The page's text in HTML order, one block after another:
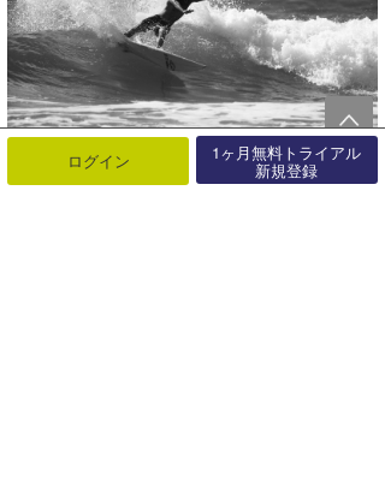
ログイン 1ヶ月無料トライアル
新規登録